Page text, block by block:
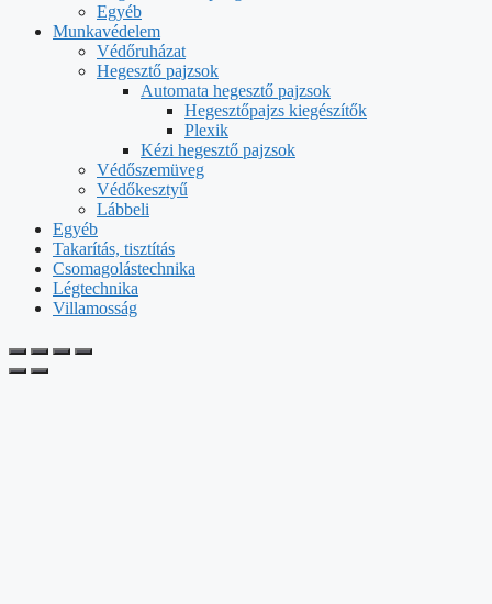
Egyéb
Munkavédelem
Védőruházat
Hegesztő pajzsok
Automata hegesztő pajzsok
Hegesztőpajzs kiegészítők
Plexik
Kézi hegesztő pajzsok
Védőszemüveg
Védőkesztyű
Lábbeli
Egyéb
Takarítás, tisztítás
Csomagolástechnika
Légtechnika
Villamosság